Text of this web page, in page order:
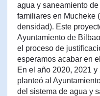
agua y saneamiento
familiares en Mucheke
densidad). Este
Ayuntamiento de
el proceso de
esperamos acabar en
En el año 2020, 2021
planteó al
del sistema de agua y